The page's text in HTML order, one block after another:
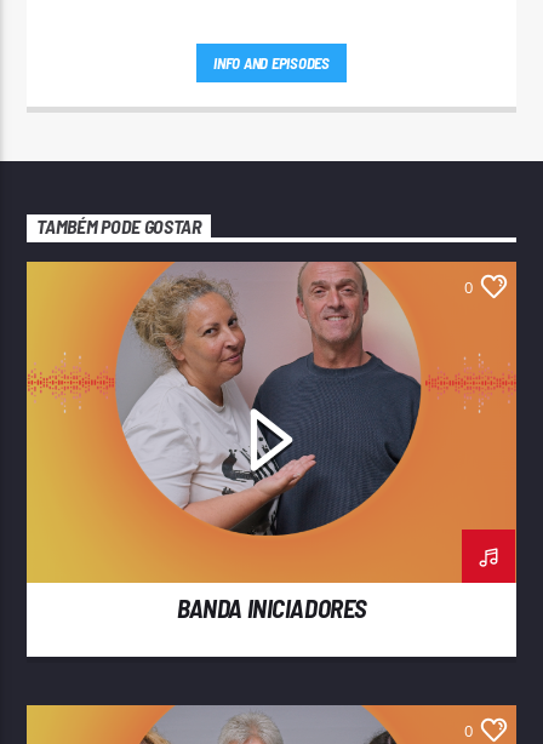
INFO AND EPISODES
TAMBÉM PODE GOSTAR
0
BANDA INICIADORES
0